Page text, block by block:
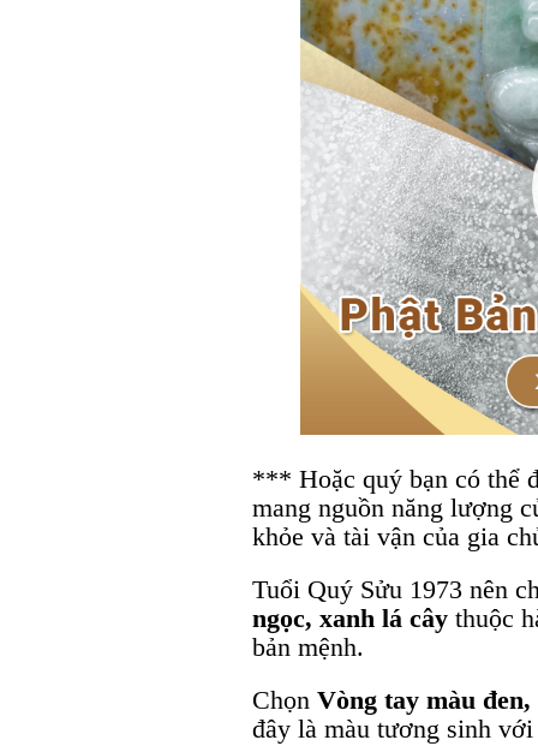
*** Hoặc quý bạn có thể
mang nguồn năng lượng
khỏe và tài vận của gia
Tuổi Quý Sửu 1973 nên
ngọc, xanh lá cây thuộc
bản mệnh.
Chọn Vòng tay màu
đây là màu tương sinh với